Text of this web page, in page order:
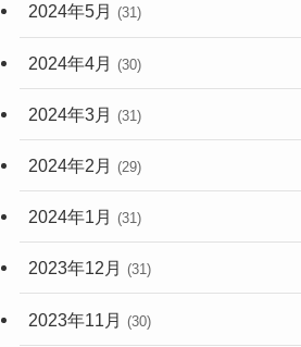
2024年5月 (31)
2024年4月 (30)
2024年3月 (31)
2024年2月 (29)
2024年1月 (31)
2023年12月 (31)
2023年11月 (30)